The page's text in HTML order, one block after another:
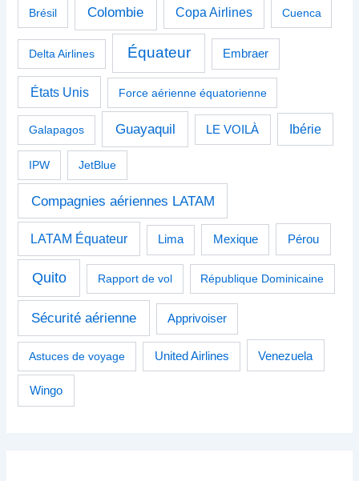
Brésil Colombie Copa Airlines Cuenca
Delta Airlines Équateur Embraer
États Unis Force aérienne équatorienne
Galapagos Guayaquil LE VOILÀ Ibérie
IPW JetBlue
Compagnies aériennes LATAM
LATAM Équateur Lima Mexique Pérou
Quito Rapport de vol République Dominicaine
Sécurité aérienne Apprivoiser
Astuces de voyage United Airlines Venezuela
Wingo